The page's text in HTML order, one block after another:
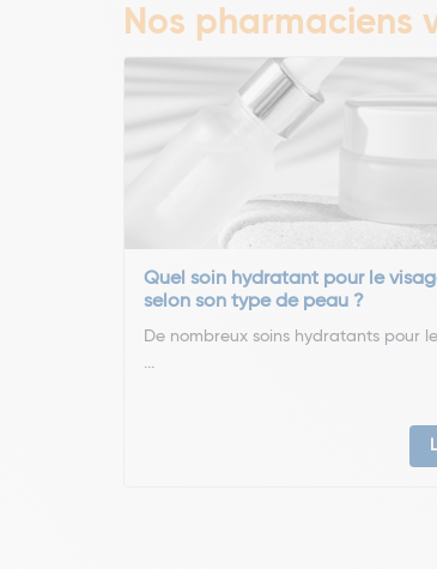
Nos pharmaciens
Quel soin hydratant pour le
selon son type de peau ?
De nombreux soins hydratants pour
...